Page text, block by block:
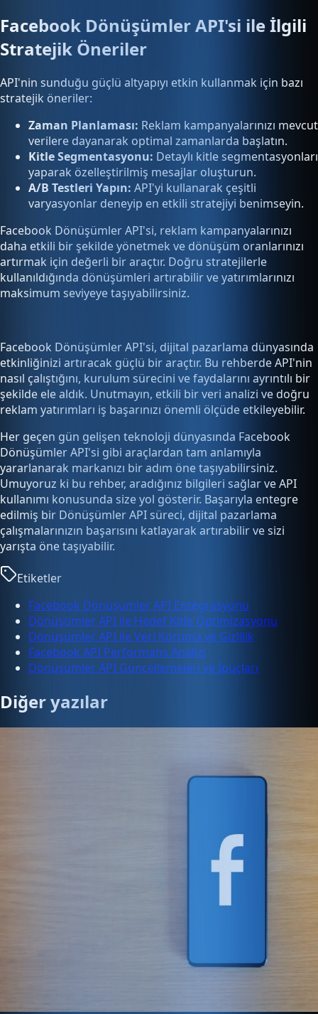
Facebook Dönüşümler API'si ile İlgili
Stratejik Öneriler
API'nin sunduğu güçlü altyapıyı etkin kullanmak için bazı
stratejik öneriler:
Zaman Planlaması: Reklam kampanyalarınızı mevcut
verilere dayanarak optimal zamanlarda başlatın.
Kitle Segmentasyonu: Detaylı kitle segmentasyonları
yaparak özelleştirilmiş mesajlar oluşturun.
A/B Testleri Yapın: API'yi kullanarak çeşitli
varyasyonlar deneyip en etkili stratejiyi benimseyin.
Facebook Dönüşümler API'si, reklam kampanyalarınızı
daha etkili bir şekilde yönetmek ve dönüşüm oranlarınızı
artırmak için değerli bir araçtır. Doğru stratejilerle
kullanıldığında dönüşümleri artırabilir ve yatırımlarınızı
maksimum seviyeye taşıyabilirsiniz.
Facebook Dönüşümler API'si, dijital pazarlama dünyasında
etkinliğinizi artıracak güçlü bir araçtır. Bu rehberde API'nin
nasıl çalıştığını, kurulum sürecini ve faydalarını ayrıntılı bir
şekilde ele aldık. Unutmayın, etkili bir veri analizi ve doğru
reklam yatırımları iş başarınızı önemli ölçüde etkileyebilir.
Her geçen gün gelişen teknoloji dünyasında Facebook
Dönüşümler API'si gibi araçlardan tam anlamıyla
yararlanarak markanızı bir adım öne taşıyabilirsiniz.
Umuyoruz ki bu rehber, aradığınız bilgileri sağlar ve API
kullanımı konusunda size yol gösterir. Başarıyla entegre
edilmiş bir Dönüşümler API süreci, dijital pazarlama
çalışmalarınızın başarısını katlayarak artırabilir ve sizi
yarışta öne taşıyabilir.
Etiketler
Facebook Dönüşümler API Entegrasyonu
Dönüşümler API ile Hedef Kitle Optimizasyonu
Dönüşümler API ile Veri Koruma ve Gizlilik
Facebook API Performans Analizi
Dönüşümler API Güncellemeleri ve İpuçları
Diğer yazılar